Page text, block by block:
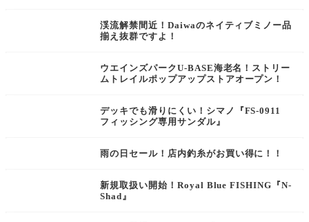
渓流解禁間近！Daiwaのネイティブミノー品
揃え抜群ですよ！
ウエインズパークU-BASE海老名！ストリー
ムトレイルポップアップストアオープン！
デッキでも滑りにくい！シマノ『FS-0911
フィッシング専用サンダル』
雨の日セール！店内釣糸がお買い得に！！
新規取扱い開始！Royal Blue FISHING『N-
Shad』